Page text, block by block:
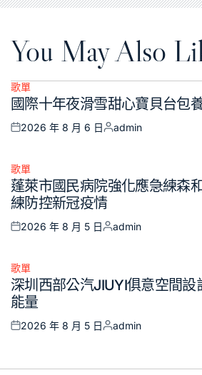
You May Also
Posted
in
歌單
國際十年夜滑雪甜心寶貝台包
Posted
2026 年 8 月 6 日
Posted
admin
Posted
in
歌單
蓬萊市國民病院強化應急練森
練防控新冠疫情
Posted
2026 年 8 月 5 日
Posted
admin
Posted
in
歌單
深圳西部公汽JIUYI俱意空間設
能量
Posted
2026 年 8 月 5 日
Posted
admin